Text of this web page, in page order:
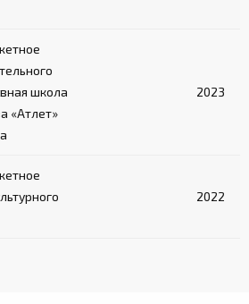
школа
«Атлет»
2023
2022